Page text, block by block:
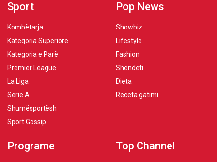
Sport
Kombëtarja
Kategoria Superiore
Kategoria e Parë
Premier League
La Liga
Serie A
Shumësportësh
Sport Gossip
Pop News
Showbiz
Lifestyle
Fashion
Shëndeti
Dieta
Receta gatimi
Programe Top Channel